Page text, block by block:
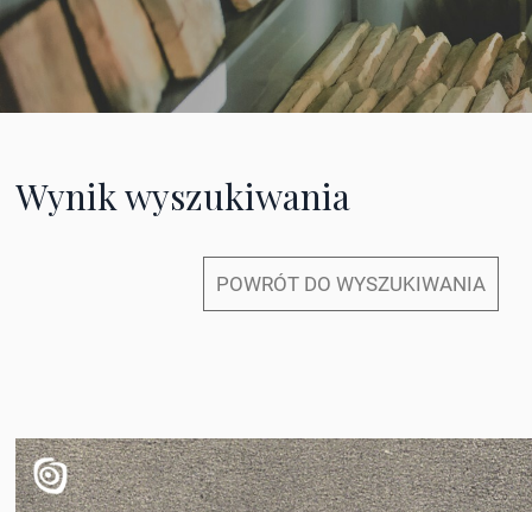
Wynik wyszukiwania
POWRÓT DO WYSZUKIWANIA